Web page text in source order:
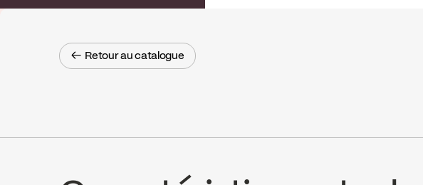
← Retour au catalogue